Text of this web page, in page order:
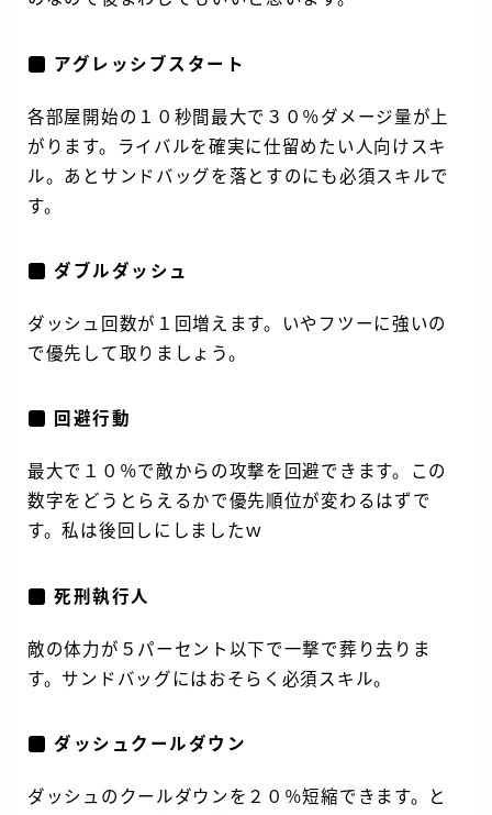
アグレッシブスタート
各部屋開始の１０秒間最大で３０％ダメージ量が上
がります。ライバルを確実に仕留めたい人向けスキ
ル。あとサンドバッグを落とすのにも必須スキルで
す。
ダブルダッシュ
ダッシュ回数が１回増えます。いやフツーに強いの
で優先して取りましょう。
回避行動
最大で１０％で敵からの攻撃を回避できます。この
数字をどうとらえるかで優先順位が変わるはずで
す。私は後回しにしましたｗ
死刑執行人
敵の体力が５パーセント以下で一撃で葬り去りま
す。サンドバッグにはおそらく必須スキル。
ダッシュクールダウン
ダッシュのクールダウンを２０％短縮できます。と